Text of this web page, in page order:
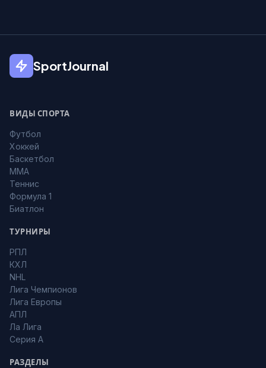
SportJournal
ВИДЫ СПОРТА
Футбол
Хоккей
Баскетбол
MMA
Теннис
Формула 1
Биатлон
ТУРНИРЫ
РПЛ
КХЛ
NHL
Лига Чемпионов
Лига Европы
АПЛ
Ла Лига
Серия А
РАЗДЕЛЫ